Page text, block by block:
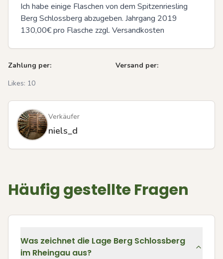
Ich habe einige Flaschen von dem Spitzenriesling
Berg Schlossberg abzugeben. Jahrgang 2019
130,00€ pro Flasche zzgl. Versandkosten
Zahlung per:
Versand per:
Likes: 10
Verkäufer
niels_d
Häufig gestellte Fragen
Was zeichnet die Lage Berg Schlossberg
im Rheingau aus?